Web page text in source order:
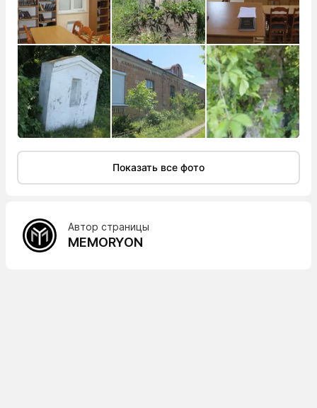
Показать все фото
Автор страницы
MEMORYON